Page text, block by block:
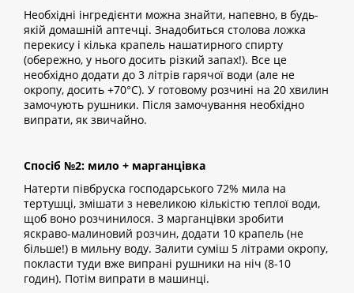
Необхідні інгредієнти можна знайти, напевно, в будь-
якій домашній аптечці. Знадобиться столова ложка
перекису і кілька крапель нашатирного спирту
(обережно, у нього досить різкий запах!). Все це
необхідно додати до 3 літрів гарячої води (але не
окропу, досить +70°С). У готовому розчині на 20 хвилин
замочують рушники. Після замочування необхідно
випрати, як звичайно.
Спосіб №2: мило + марганцівка
Натерти півбруска господарського 72% мила на
тертушці, змішати з невеликою кількістю теплої води,
щоб воно розчинилося. З марганцівки зробити
яскраво-малиновий розчин, додати 10 крапель (не
більше!) в мильну воду. Залити суміш 5 літрами окропу,
покласти туди вже випрані рушники на ніч (8-10
годин). Потім випрати в машинці.